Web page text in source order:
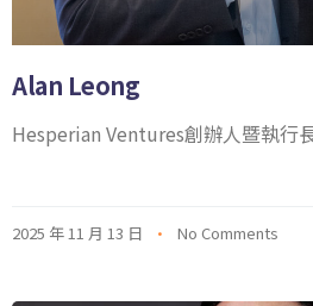
Alan Leong
Hesperian Ventures創辦人暨執行
2025 年 11 月 13 日 No Comments